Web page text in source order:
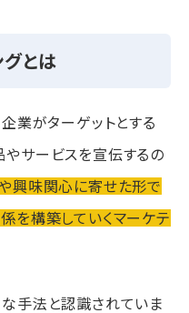
とは
業がターゲットとする
サービスを宣伝するの
興味関心に寄せた形で
を構築していくマーケテ
手法と認識されていま